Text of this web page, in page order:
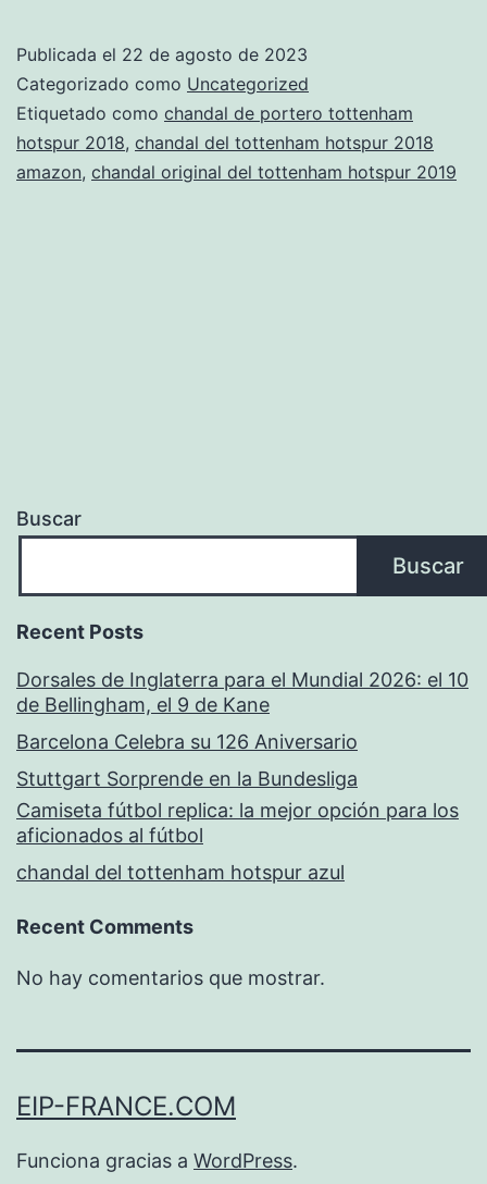
del
tottenham
hotspur
Publicada el 22 de agosto de 2023
Categorizado como Uncategorized
Etiquetado como chandal de portero tottenham
hotspur 2018, chandal del tottenham hotspur 2018
amazon, chandal original del tottenham hotspur 2019
Buscar
Buscar
Recent Posts
Dorsales de Inglaterra para el Mundial 2026: el 10
de Bellingham, el 9 de Kane
Barcelona Celebra su 126 Aniversario
Stuttgart Sorprende en la Bundesliga
Camiseta fútbol replica: la mejor opción para los
aficionados al fútbol
chandal del tottenham hotspur azul
Recent Comments
No hay comentarios que mostrar.
EIP-FRANCE.COM
Funciona gracias a WordPress.